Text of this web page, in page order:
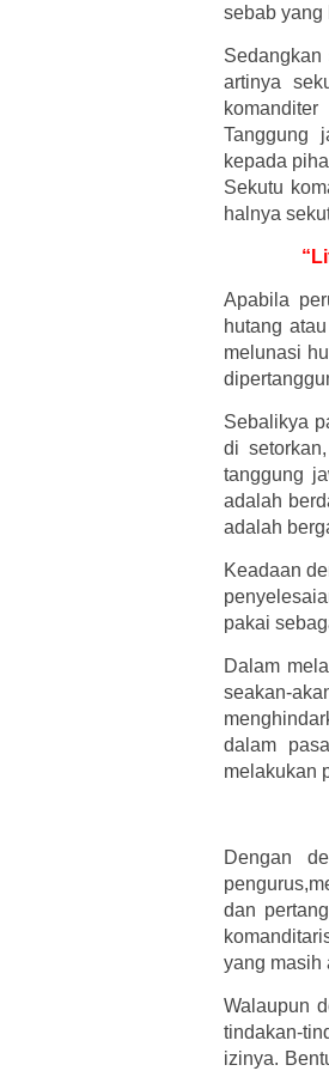
sebab yang
artinya
Tanggung
kepada
Sekutu
halnya
Apabila
hutang
melunasi
Sebalikya
di
tanggung
adalah
adalah
Keadaan
pakai
Dalam
seakan-
dalam
melakukan
Dengan
dan
yang masih
Walaupun
tindakan-
izinya.